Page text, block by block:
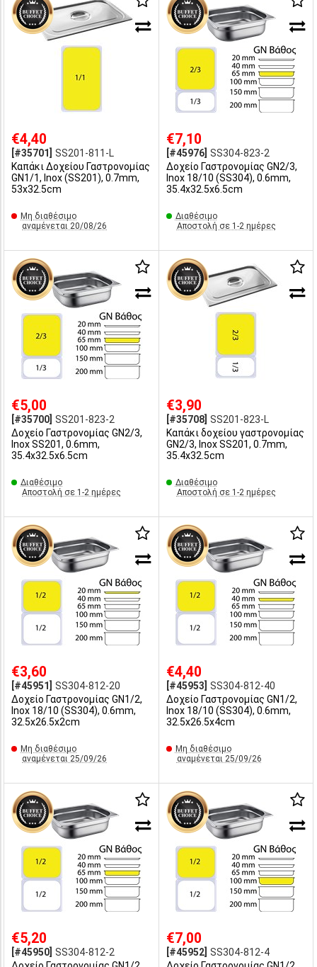
€4,40
[#35701]
SS201-811-L
Καπάκι Δοχείου Γαστρονομίας
GN1/1, Inox (SS201), 0.7mm,
53x32.5cm
Μη διαθέσιμο
αναμένεται 20/08/26
€7,10
[#45976] SS304-823-2
Δοχείο Γαστρονομίας GN2/3,
Inox 18/10 (SS304), 0.6mm,
35.4x32.5x6.5cm
Διαθέσιμο
Αποστολή σε 1-2 ημέρες
€5,00
[#35700] SS201-823-2
Δοχείο Γαστρονομίας GN2/3,
Inox SS201, 0.6mm,
35.4x32.5x6.5cm
Διαθέσιμο
Αποστολή σε 1-2 ημέρες
€3,90
[#35708] SS201-823-L
Καπάκι δοχείου γαστρονομίας
GN2/3, Inox SS201, 0.7mm,
35.4x32.5cm
Διαθέσιμο
Αποστολή σε 1-2 ημέρες
€3,60
[#45951]
SS304-812-20
Δοχείο Γαστρονομίας GN1/2,
Inox 18/10 (SS304), 0.6mm,
32.5x26.5x2cm
Μη διαθέσιμο
αναμένεται 25/09/26
€4,40
[#45953] SS304-812-40
Δοχείο Γαστρονομίας GN1/2,
Inox 18/10 (SS304), 0.6mm,
32.5x26.5x4cm
Μη διαθέσιμο
αναμένεται 25/09/26
€5,20
[#45950] SS304-812-2
€7,00
[#45952] SS304-812-4